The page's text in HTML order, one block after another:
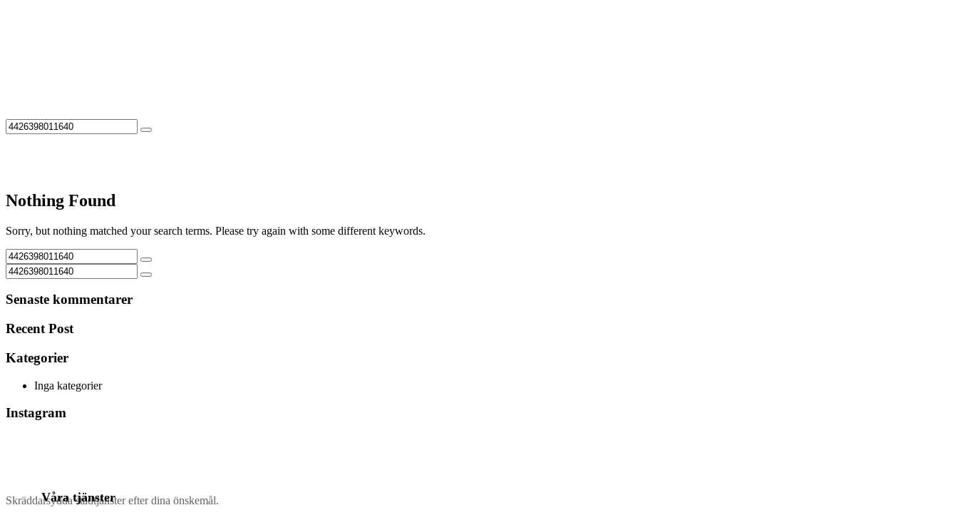
Nothing Found
Sorry, but nothing matched your search terms. Please try again with some different keywords.
Senaste kommentarer
Recent Post
Kategorier
Inga kategorier
Instagram
Skräddarsydda städtjänster efter dina önskemål.
Våra tjänster